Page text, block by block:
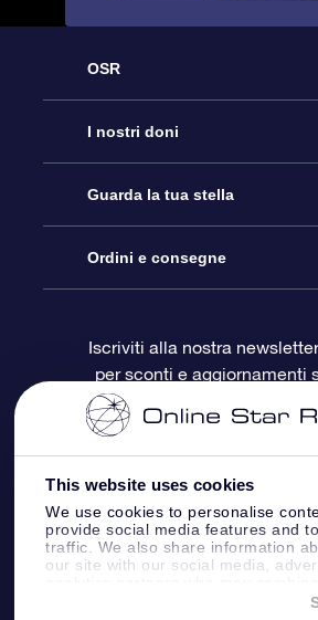
This website uses cookies
We use cookies to personalise
provide social media features and
traffic. We also share information
our site with our social media,
information that you’ve provided to
OSR
Assistenza
Contattaci
Blog
OSR Recensioni
I nostri doni
Online Star Gift
Pacchetto regalo OSR
Gift Card OSR
Doni aziendali
Guarda la tua stella
Registro stellare
Star Page personalizzata
One Million Stars
OSR Starsaver
App VR ‘Fly me to the stars’
Ordini e consegne
Informazioni di Pagamento
Politica di reso
Costellazioni
Iscriviti alla nostra
per sconti e aggiornamenti